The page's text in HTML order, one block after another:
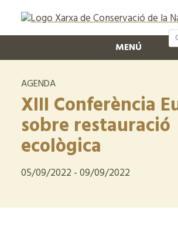
MENÚ
AGENDA
XIII Conferència
sobre restauració
ecològica
05/09/2022 - 09/09/2022